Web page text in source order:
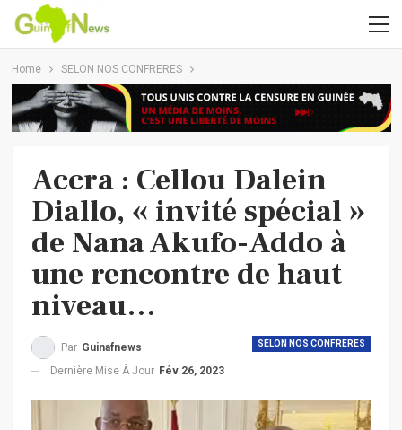
Home SELON NOS CONFRERES
Accra : Cellou Dalein
Diallo, « invité spécial »
de Nana Akufo-Addo à
une rencontre de haut
niveau…
SELON NOS CONFRERES
Par Guinafnews
Dernière Mise À Jour Fév 26, 2023